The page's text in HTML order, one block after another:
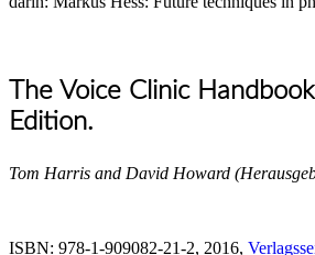
The Voice Clinic
Edition.
Tom Harris and David Howard
ISBN: 978-1-909082-21-2, 2016,